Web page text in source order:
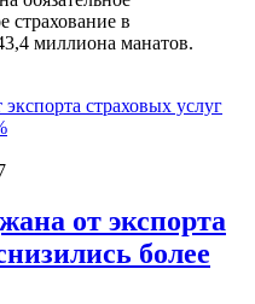
страхование в
миллиона манатов.
от экспорта
более